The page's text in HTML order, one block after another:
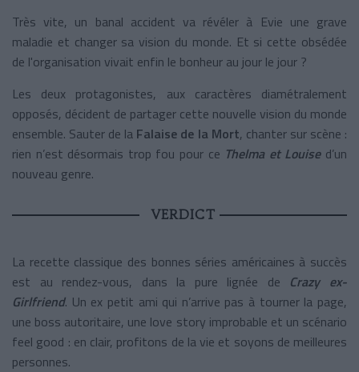
Très vite, un banal accident va révéler à Evie une grave
maladie et changer sa vision du monde. Et si cette obsédée
de l'organisation vivait enfin le bonheur au jour le jour ?
Les deux protagonistes, aux caractères diamétralement
opposés, décident de partager cette nouvelle vision du monde
ensemble. Sauter de la Falaise de la Mort, chanter sur scène :
rien n’est désormais trop fou pour ce Thelma et Louised’un
nouveau genre.
VERDICT
La recette classique des bonnes séries américaines à succès
est au rendez-vous, dans la pure lignée de Crazy ex-
Girlfriend. Un ex petit ami qui n’arrive pas à tourner la page,
une boss autoritaire, une love story improbable et un scénario
feel good : en clair, profitons de la vie et soyons de meilleures
personnes.